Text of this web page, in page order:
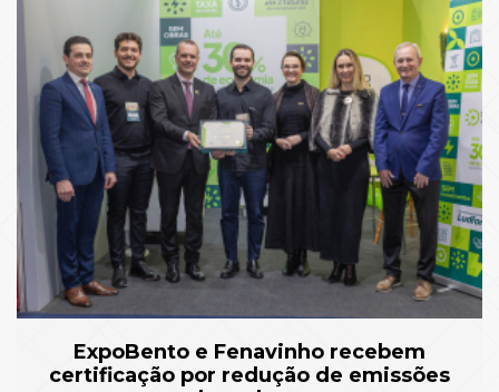
ExpoBento e Fenavinho recebem
certificação por redução de emissões